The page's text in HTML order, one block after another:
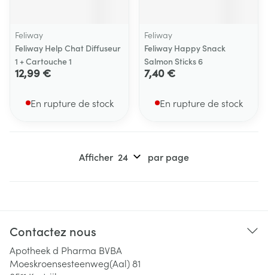
Feliway
Feliway Help Chat Diffuseur
1 + Cartouche 1
12,99 €
En rupture de stock
Feliway
Feliway Happy Snack
Salmon Sticks 6
7,40 €
En rupture de stock
Afficher par page
Contactez nous
Apotheek d Pharma BVBA
Moeskroensesteenweg(Aal) 81